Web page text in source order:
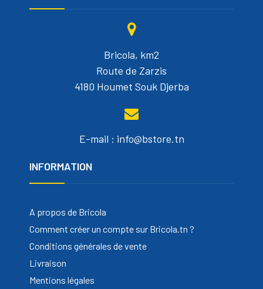
Bricola, km2
Route de Zarzis
4180 Houmet Souk Djerba
E-mail : info@bstore.tn
INFORMATION
A propos de Bricola
Comment créer un compte sur Bricola.tn ?
Conditions générales de vente
Livraison
Mentions légales